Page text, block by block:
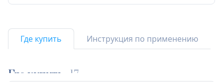
Где купить Инструкция по применению
Где купить 17